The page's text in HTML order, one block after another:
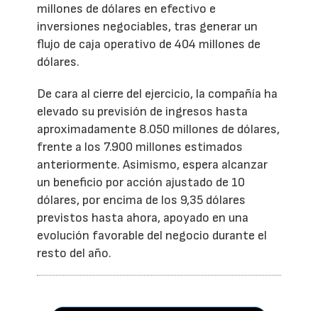
millones de dólares en efectivo e
inversiones negociables, tras generar un
flujo de caja operativo de 404 millones de
dólares.
De cara al cierre del ejercicio, la compañía ha
elevado su previsión de ingresos hasta
aproximadamente 8.050 millones de dólares,
frente a los 7.900 millones estimados
anteriormente. Asimismo, espera alcanzar
un beneficio por acción ajustado de 10
dólares, por encima de los 9,35 dólares
previstos hasta ahora, apoyado en una
evolución favorable del negocio durante el
resto del año.